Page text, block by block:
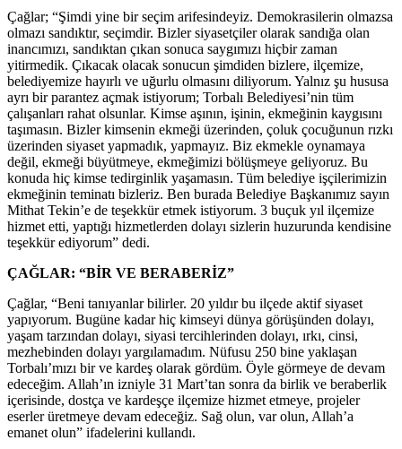
Çağlar; “Şimdi yine bir seçim arifesindeyiz. Demokrasilerin olmazsa
olmazı sandıktır, seçimdir. Bizler siyasetçiler olarak sandığa olan
inancımızı, sandıktan çıkan sonuca saygımızı hiçbir zaman
yitirmedik. Çıkacak olacak sonucun şimdiden bizlere, ilçemize,
belediyemize hayırlı ve uğurlu olmasını diliyorum. Yalnız şu hususa
ayrı bir parantez açmak istiyorum; Torbalı Belediyesi’nin tüm
çalışanları rahat olsunlar. Kimse aşının, işinin, ekmeğinin kaygısını
taşımasın. Bizler kimsenin ekmeği üzerinden, çoluk çocuğunun rızkı
üzerinden siyaset yapmadık, yapmayız. Biz ekmekle oynamaya
değil, ekmeği büyütmeye, ekmeğimizi bölüşmeye geliyoruz. Bu
konuda hiç kimse tedirginlik yaşamasın. Tüm belediye işçilerimizin
ekmeğinin teminatı bizleriz. Ben burada Belediye Başkanımız sayın
Mithat Tekin’e de teşekkür etmek istiyorum. 3 buçuk yıl ilçemize
hizmet etti, yaptığı hizmetlerden dolayı sizlerin huzurunda kendisine
teşekkür ediyorum” dedi.
ÇAĞLAR: “BİR VE BERABERİZ”
Çağlar, “Beni tanıyanlar bilirler. 20 yıldır bu ilçede aktif siyaset
yapıyorum. Bugüne kadar hiç kimseyi dünya görüşünden dolayı,
yaşam tarzından dolayı, siyasi tercihlerinden dolayı, ırkı, cinsi,
mezhebinden dolayı yargılamadım. Nüfusu 250 bine yaklaşan
Torbalı’mızı bir ve kardeş olarak gördüm. Öyle görmeye de devam
edeceğim. Allah’ın izniyle 31 Mart’tan sonra da birlik ve beraberlik
içerisinde, dostça ve kardeşçe ilçemize hizmet etmeye, projeler
eserler üretmeye devam edeceğiz. Sağ olun, var olun, Allah’a
emanet olun” ifadelerini kullandı.